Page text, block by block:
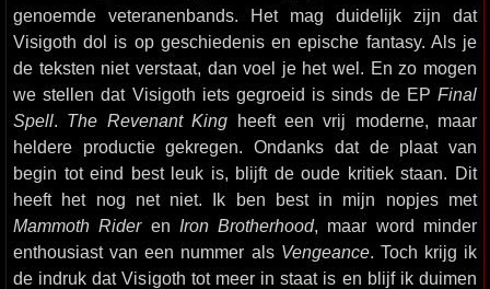
genoemde veteranenbands. Het mag duidelijk zijn dat
Visigoth dol is op geschiedenis en epische fantasy. Als je
de teksten niet verstaat, dan voel je het wel. En zo mogen
we stellen dat Visigoth iets gegroeid is sinds de EP Final
Spell. The Revenant King heeft een vrij moderne, maar
heldere productie gekregen. Ondanks dat de plaat van
begin tot eind best leuk is, blijft de oude kritiek staan. Dit
heeft het nog net niet. Ik ben best in mijn nopjes met
Mammoth Rideren Iron Brotherhood, maar word minder
enthousiast van een nummer als Vengeance. Toch krijg ik
de indruk dat Visigoth tot meer in staat is en blijf ik duimen